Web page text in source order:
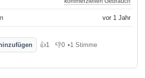
vor 1 Jahr
👍1
Gefällt mir
👎0
Gefällt mir nicht
•1 Stimme